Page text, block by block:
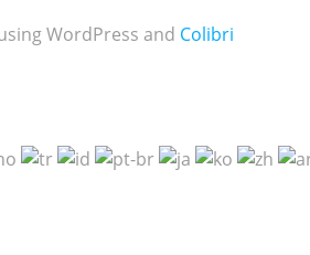
WordPress and Colibri